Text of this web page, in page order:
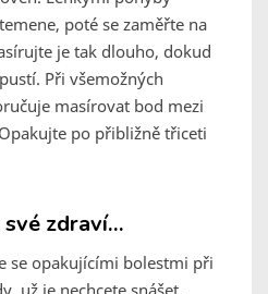
poté se zaměřte na
je tak dlouho, dokud
Při všemožných
masírovat bod mezi
po přibližně třiceti
své zdraví…
se opakujícími bolestmi při